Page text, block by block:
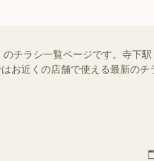
チラシ一覧ページです。寺下
お近くの店舗で使える最新の